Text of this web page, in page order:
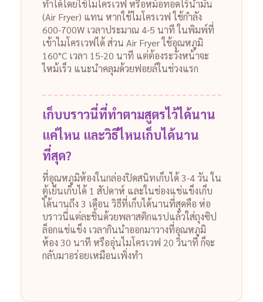
ทำได้โดยใช้ไมโครเวฟ หรือหม้อทอดไร้น้ำมัน
(Air Fryer) แทน หากใช้ไมโครเวฟ ใช้กำลัง
600-700W เวลาประมาณ 4-5 นาที ในพิมพ์ที่
เข้าไมโครเวฟได้ ส่วน Air Fryer ใช้อุณหภูมิ
160°C เวลา 15-20 นาที แต่ต้องระวังหน้าจะ
ไหม้เร็ว แนะนำคลุมด้วยฟอยล์ในช่วงแรก
เก็บบราวนี่ที่ทำตามสูตรไว้ได้นาน
แค่ไหน และวิธีไหนเก็บได้นาน
ที่สุด?
ที่อุณหภูมิห้องในกล่องปิดสนิทเก็บได้ 3-4 วัน ใน
ตู้เย็นเก็บได้ 1 สัปดาห์ และในช่องแช่แข็งเก็บ
ได้นานถึง 3 เดือน วิธีที่เก็บได้นานที่สุดคือ ห่อ
บราวนี่แต่ละชิ้นด้วยพลาสติกแรปแล้วใส่ถุงซิป
ล็อกแช่แข็ง เวลากินนำออกมาวางที่อุณหภูมิ
ห้อง 30 นาที หรืออุ่นไมโครเวฟ 20 วินาที ก็จะ
กลับมาอร่อยเหมือนเพิ่งทำ